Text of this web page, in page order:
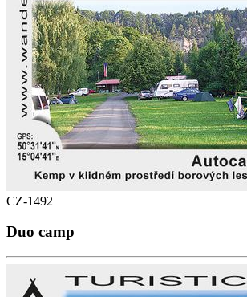
CZ-1492
Duo camp